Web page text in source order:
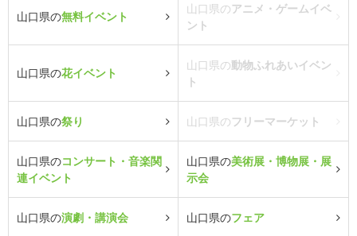
山口県の無料イベント
山口県のアニメ・ゲームイベ
ント
山口県の花イベント
山口県の動物ふれあいイベン
ト
山口県の祭り 山口県のフリーマーケット
山口県のコンサート・音楽関
連イベント
山口県の美術展・博物展・展
示会
山口県の演劇・講演会 山口県のフェア